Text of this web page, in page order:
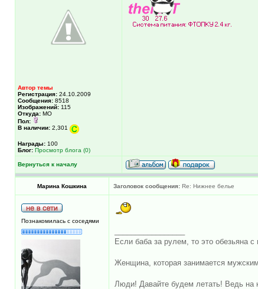
Автор темы
Регистрация: 24.10.2009
Сообщения: 8518
Изображений: 115
Откуда: МО
Пол:
В наличии: 2,301
Награды: 100
Блог: Просмотр блога (0)
Вернуться к началу
Марина Кошкина Заголовок сообщения: Re: Нижнее белье
Познакомилась с соседями
Если баба за рулем, то это обезьяна с
Женщина, которая занимается
Люди! Давайте будем летать! Ведь на